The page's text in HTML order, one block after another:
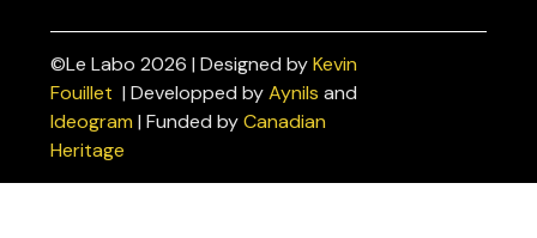
©Le Labo 2026 | Designed byKevin
Fouillet | Developped byAynils and
Ideogram | Funded byCanadian
Heritage